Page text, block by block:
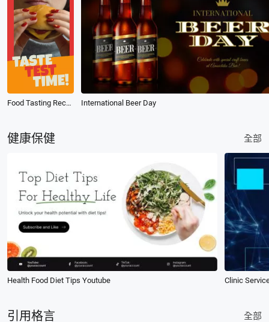
Food Tasting Recommendation Instagram Reel International Beer Day
健康保健 全部
Health Food Diet Tips Youtube Clinic
引用格言 全部